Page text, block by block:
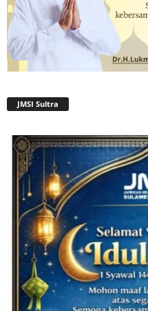
JMSI Sultra